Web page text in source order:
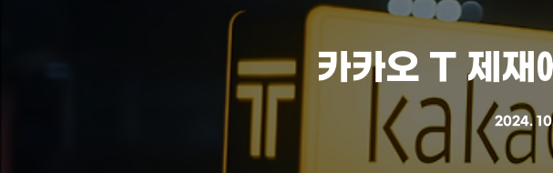
카카오 T 제재
2024.